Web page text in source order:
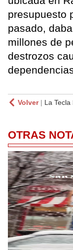
presupuesto
pasado,
millones de
destrozos
Volver| La Tecla
OTRAS